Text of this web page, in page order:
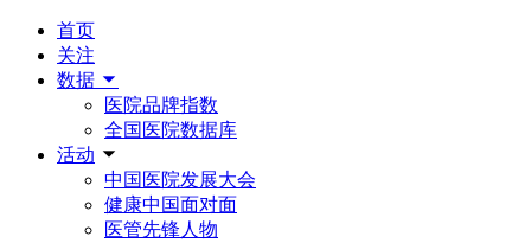
首页
关注
数据
医院品牌指数
全国医院数据库
活动
中国医院发展大会
健康中国面对面
医管先锋人物